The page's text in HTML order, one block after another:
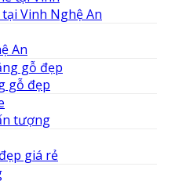
Vinh Nghệ An
An
gỗ đẹp
tượng
giá rẻ